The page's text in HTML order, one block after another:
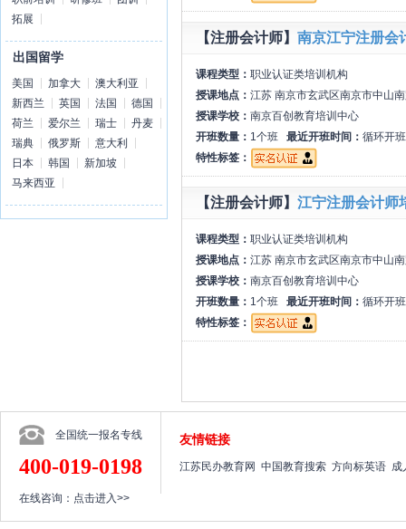
拓展
出国留学
美国 加拿大
澳大利亚
新西兰
英国 法国
德国
荷兰
爱尔兰 瑞士
丹麦
瑞典
俄罗斯
意大利
日本
韩国
新加坡
马来西亚
【注册会计师】 南京江宁注册会
课程类型： 职业认证类培训机构
授课地点： 江苏 南京市玄武区南京市中山
授课学校： 南京百创教育培训中心
开班数量： 1个班 最近开班时间： 循环开班
特性标签：
【注册会计师】 江宁注册会计师
课程类型： 职业认证类培训机构
授课地点： 江苏 南京市玄武区南京市中山
授课学校： 南京百创教育培训中心
开班数量： 1个班 最近开班时间： 循环开班
特性标签：
全国统一报名专线
400-019-0198
在线咨询： 点击进入>>
友情链接
江苏民办教育网 中国教育搜索 方向标英语 成